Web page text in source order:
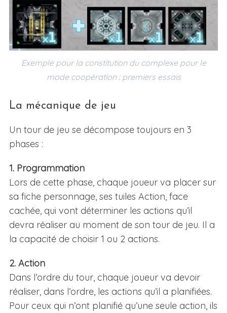
Exemple pour la constitution du complexe pour le
mode coopération : premiers essais
La mécanique de jeu
Un tour de jeu se décompose toujours en 3
phases :
1. Programmation
Lors de cette phase, chaque joueur va placer sur
sa fiche personnage, ses tuiles Action, face
cachée, qui vont déterminer les actions qu’il
devra réaliser au moment de son tour de jeu. Il a
la capacité de choisir 1 ou 2 actions.
2. Action
Dans l’ordre du tour, chaque joueur va devoir
réaliser, dans l’ordre, les actions qu’il a planifiées.
Pour ceux qui n’ont planifié qu’une seule action, ils